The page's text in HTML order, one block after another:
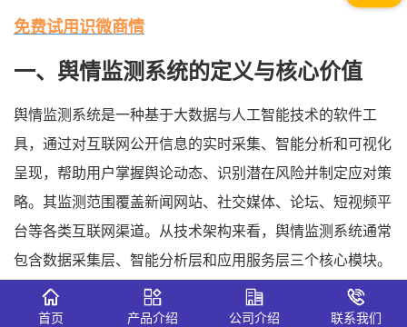
免费试用识微商情
一、舆情监测系统的定义与核心价值
舆情监测系统是一种基于大数据与人工智能技术的软件工
具，通过对互联网公开信息的实时采集、智能分析和可视化
呈现，帮助用户掌握舆论动态、识别潜在风险并制定应对策
略。其监测范围覆盖新闻网站、社交媒体、论坛、短视频平
台等各类互联网渠道。从技术架构来看，舆情监测系统通常
包含数据采集层、智能分析层和应用服务层三个核心模块。
舆情监测系统之所以成为政企机构的标配工具，与当下舆论
首页 产品介绍 公司介绍 联系我们